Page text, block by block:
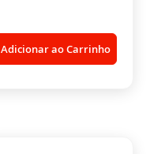
Adicionar ao Carrinho